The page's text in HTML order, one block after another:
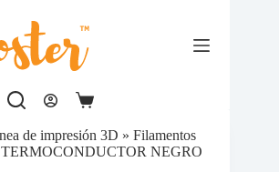
Carro
compra
de impresión 3D » Filamentos
TERMOCONDUCTOR NEGRO